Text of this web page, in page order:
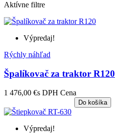
Aktívne filtre
Výpredaj!
Rýchly náhľad
Špalíkovač za traktor R120
1 476,00 €s DPH Cena
Do košíka
Výpredaj!